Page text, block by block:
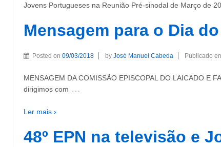
Jovens Portugueses na Reunião Pré-sinodal de Março de
Mensagem para o Dia
Posted on 09/03/2018 by José Manuel Cabeda Publicado
MENSAGEM DA COMISSÃO EPISCOPAL DO LAICADO E
dirigimos com …
Ler mais ›
48º EPN na televisão e